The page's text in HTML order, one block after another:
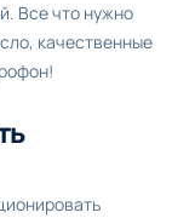
Все что нужно
качественные